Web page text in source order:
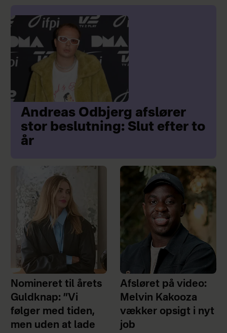
Andreas Odbjerg afslører
stor beslutning: Slut efter to
år
Nomineret til årets
Guldknap: ”Vi
følger med tiden,
men uden at lade
Afsløret på video:
Melvin Kakooza
vækker opsigt i nyt
job